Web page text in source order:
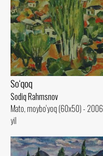
So‘qoq
Sodiq Rahmsnov
Mato, moybo‘yoq (60x50) - 2006
yil